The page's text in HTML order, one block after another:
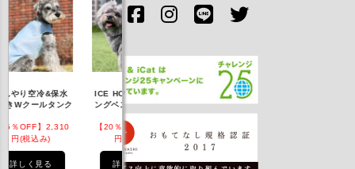
やり空冷&保水
Wクールタンク
％OFF】2,310
円(税込み)
詳しく見る
ICE HOLD フィッシ
ングベスト 保冷剤付
【20％OFF】3,168
円(税込み)
詳しく見る
IDOG ICE HOLD ネ
ッククーラー 保冷剤
円(税込み)
詳しく見る